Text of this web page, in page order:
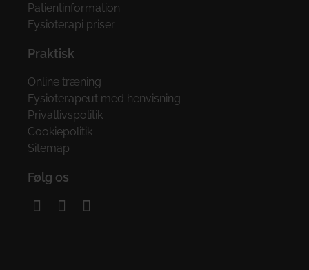
Patientinformation
Fysioterapi priser
Praktisk
Online træning
Fysioterapeut med henvisning
Privatlivspolitik
Cookiepolitik
Sitemap
Følg os